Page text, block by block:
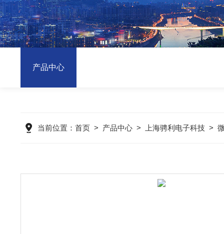
产品中心
当前位置： 首页> 产品中心> 上海骋利电子科技 >